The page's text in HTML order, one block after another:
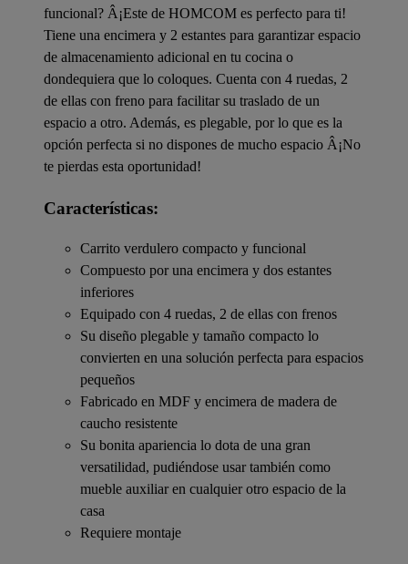
funcional? Â¡Este de HOMCOM es perfecto para ti!
Tiene una encimera y 2 estantes para garantizar espacio
de almacenamiento adicional en tu cocina o
dondequiera que lo coloques. Cuenta con 4 ruedas, 2
de ellas con freno para facilitar su traslado de un
espacio a otro. Además, es plegable, por lo que es la
opción perfecta si no dispones de mucho espacio Â¡No
te pierdas esta oportunidad!
Características:
Carrito verdulero compacto y funcional
Compuesto por una encimera y dos estantes
inferiores
Equipado con 4 ruedas, 2 de ellas con frenos
Su diseño plegable y tamaño compacto lo
convierten en una solución perfecta para espacios
pequeños
Fabricado en MDF y encimera de madera de
caucho resistente
Su bonita apariencia lo dota de una gran
versatilidad, pudiéndose usar también como
mueble auxiliar en cualquier otro espacio de la
casa
Requiere montaje